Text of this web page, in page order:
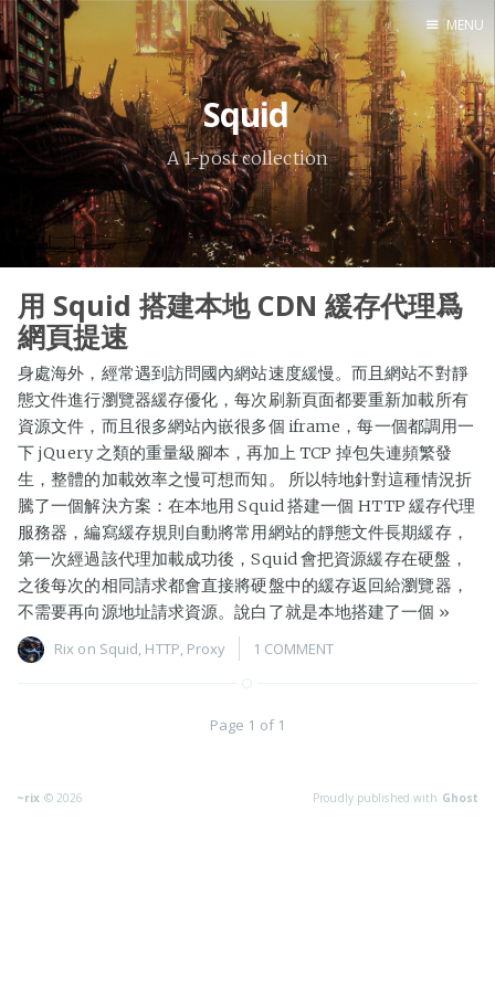
Home
MENU
Squid
A 1-post collection
用 Squid 搭建本地 CDN 緩存代理爲
網頁提速
身處海外，經常遇到訪問國內網站速度緩慢。而且網站不對靜
態文件進行瀏覽器緩存優化，每次刷新頁面都要重新加載所有
資源文件，而且很多網站內嵌很多個 iframe，每一個都調用一
下 jQuery 之類的重量級腳本，再加上 TCP 掉包失連頻繁發
生，整體的加載效率之慢可想而知。 所以特地針對這種情況折
騰了一個解決方案：在本地用 Squid 搭建一個 HTTP 緩存代理
服務器，編寫緩存規則自動將常用網站的靜態文件長期緩存，
第一次經過該代理加載成功後，Squid 會把資源緩存在硬盤，
之後每次的相同請求都會直接將硬盤中的緩存返回給瀏覽器，
不需要再向源地址請求資源。說白了就是本地搭建了一個 »
Rix on Squid HTTP Proxy 1 COMMENT
Page 1 of 1
~rix © 2026 Proudly published with Ghost